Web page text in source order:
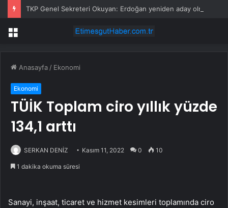
Menü
Anasayfa / Ekonomi
Ekonomi
TÜİK Toplam ciro yıllık yüzde
134,1 arttı
SERKAN DENİZ Kasım 11, 2022 0 10
1 dakika okuma süresi
Sanayi, inşaat, ticaret ve hizmet kesimleri toplamında ciro